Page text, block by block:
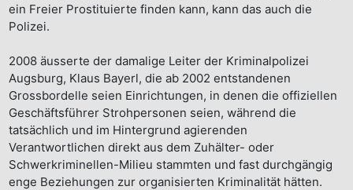
ein Freier Prostituierte finden kann, kann das auch die
Polizei.
2008 äusserte der damalige Leiter der Kriminalpolizei
Augsburg, Klaus Bayerl, die ab 2002 entstandenen
Grossbordelle seien Einrichtungen, in denen die offiziellen
Geschäftsführer Strohpersonen seien, während die
tatsächlich und im Hintergrund agierenden
Verantwortlichen direkt aus dem Zuhälter- oder
Schwerkriminellen-Milieu stammten und fast durchgängig
enge Beziehungen zur organisierten Kriminalität hätten.